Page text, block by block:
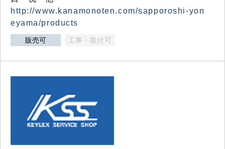
http://www.kanamonoten.com/sapporoshi-yon
eyama/products
販売可 工事・取付可